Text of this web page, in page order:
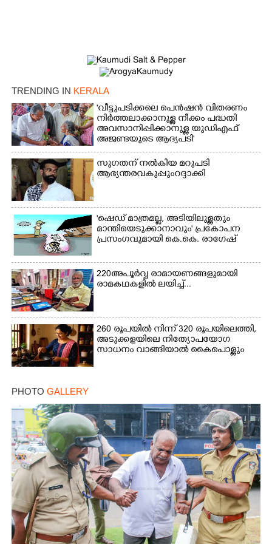
TRENDING IN KERALA
'വീട്ടുപടിക്കലെ പെൻഷൻ വിതരണം
നിർത്തലാക്കാനുള്ള നീക്കം പദ്ധതി
അവസാനിപ്പിക്കാനുള്ള യുഡിഎഫ്
അജണ്ടയുടെ ആദ്യപടി'
സുഗതന് നൽകിയ മറുപടി
ആഭ്യന്തരവകുപ്പും റദ്ദാക്കി
'ഷെഡ് മാത്രമല്ല, അടിയിലുള്ളതും
മാന്തിയെടുക്കാനാവും' പ്രകോപന
പ്രസംഗവുമായി കെ.കെ. രാഗേഷ്
220 അപൂർവ്വ രാമായണങ്ങളുമായി
രാമകഥകളിൽ ലയിച്ച്...
260 രൂപയിൽ നിന്ന് 320 രൂപയിലെത്തി,
അടുക്കളയിലെ നിത്യോപയോഗ
സാധനം വാങ്ങിയാൽ കൈപൊള്ളും
PHOTO GALLERY